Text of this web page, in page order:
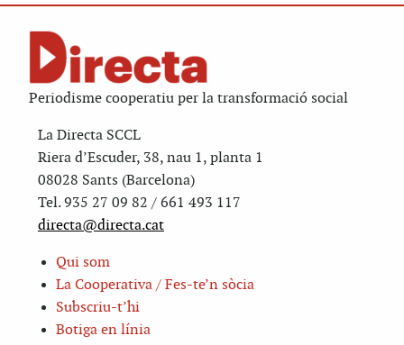
Periodisme cooperatiu per la transformació social
La Directa SCCL
Riera d’Escuder, 38, nau 1, planta 1
08028 Sants (Barcelona)
Tel. 935 27 09 82 / 661 493 117
directa@directa.cat
Qui som
La Cooperativa / Fes-te’n sòcia
Subscriu-t’hi
Botiga en línia